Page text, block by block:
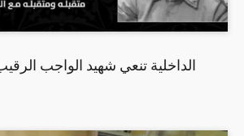
الداخلية تنعي شهيد الواجب